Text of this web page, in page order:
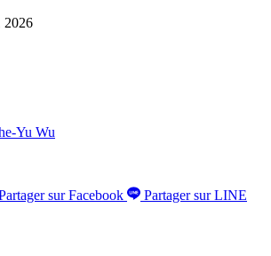
2026
Yu Wu
sur Facebook Partager sur LINE